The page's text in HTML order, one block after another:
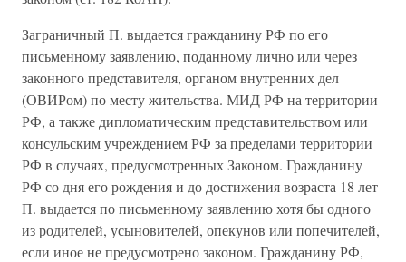
Заграничный П. выдается гражданину РФ по его
письменному заявлению, поданному лично или через
законного представителя, органом внутренних дел
(ОВИРом) по месту жительства. МИД РФ на территории
РФ, а также дипломатическим представительством или
консульским учреждением РФ за пределами территории
РФ в случаях, предусмотренных Законом. Гражданину
РФ со дня его рождения и до достижения возраста 18 лет
П. выдается по письменному заявлению хотя бы одного
из родителей, усыновителей, опекунов или попечителей,
если иное не предусмотрено законом. Гражданину РФ,